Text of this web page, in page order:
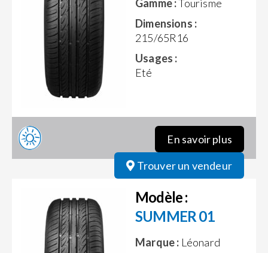
Gamme :Tourisme
Dimensions :
215/65R16
Usages :
Eté
En savoir plus
Trouver un vendeur
Modèle :
SUMMER 01
Marque : Léonard